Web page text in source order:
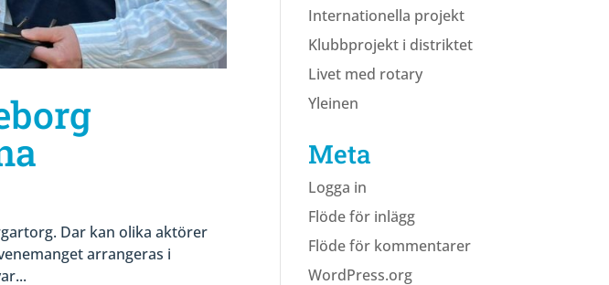
Dar kan olika aktörer
arrangeras i
Internationella projekt
Klubbprojekt i distriktet
Livet med rotary
Yleinen
Meta
Logga in
Flöde för inlägg
Flöde för kommentarer
WordPress.org